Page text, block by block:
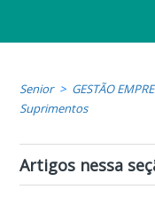
Senior GESTÃO
Suprimentos
Artigos nessa